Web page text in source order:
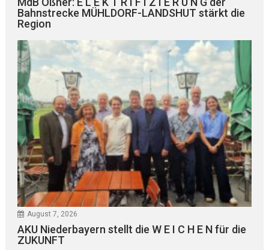
Bahnstrecke MÜHLDORF-LANDSHUT stärkt die
Region
August 7, 2026
AKU Niederbayern stellt die W E I C H E N für die
ZUKUNFT